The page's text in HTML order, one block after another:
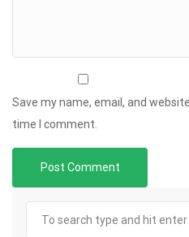
Save my name, email, and
time I comment.